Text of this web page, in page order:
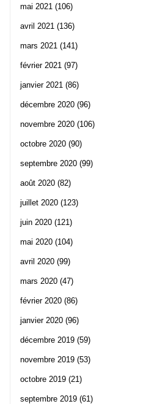
mai 2021 (106)
avril 2021 (136)
mars 2021 (141)
février 2021 (97)
janvier 2021 (86)
décembre 2020 (96)
novembre 2020 (106)
octobre 2020 (90)
septembre 2020 (99)
août 2020 (82)
juillet 2020 (123)
juin 2020 (121)
mai 2020 (104)
avril 2020 (99)
mars 2020 (47)
février 2020 (86)
janvier 2020 (96)
décembre 2019 (59)
novembre 2019 (53)
octobre 2019 (21)
septembre 2019 (61)